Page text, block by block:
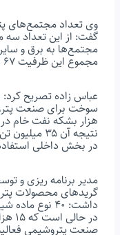
گفت: از این تعداد سه
مجتمع‌ها به برق و سایر
مجموع این ظرفیت ۶۷ مجتمع، ۹۰ میلیون تن است.
هزار بشکه نفت خام
در بخش داخلی
مدیر برنامه ریزی و
داشت: ۴۰ نوع
در
صنعت پتروشیمی